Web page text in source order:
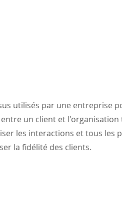
utilisés par une entreprise
un client et l'organisation
les interactions et tous les
la fidélité des clients.